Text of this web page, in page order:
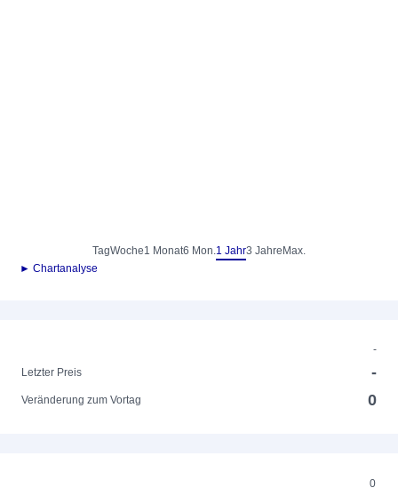
TagWoche1 Monat6 Mon.1 Jahr3 Jahre Max.
► Chartanalyse
-
Letzter Preis
-
Veränderung zum Vortag 0
0